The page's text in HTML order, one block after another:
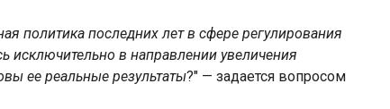
политика последних лет в сфере регулирования
исключительно в направлении увеличения
ее реальные результаты?" — задается вопросом